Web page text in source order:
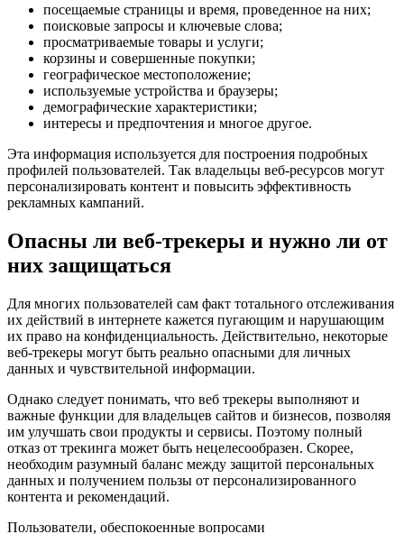
посещаемые страницы и время, проведенное на них;
поисковые запросы и ключевые слова;
просматриваемые товары и услуги;
корзины и совершенные покупки;
географическое местоположение;
используемые устройства и браузеры;
демографические характеристики;
интересы и предпочтения и многое другое.
Эта информация используется для построения подробных
профилей пользователей. Так владельцы веб-ресурсов могут
персонализировать контент и повысить эффективность
рекламных кампаний.
Опасны ли веб-трекеры и нужно ли от
них защищаться
Для многих пользователей сам факт тотального отслеживания
их действий в интернете кажется пугающим и нарушающим
их право на конфиденциальность. Действительно, некоторые
веб-трекеры могут быть реально опасными для личных
данных и чувствительной информации.
Однако следует понимать, что веб трекеры выполняют и
важные функции для владельцев сайтов и бизнесов, позволяя
им улучшать свои продукты и сервисы. Поэтому полный
отказ от трекинга может быть нецелесообразен. Скорее,
необходим разумный баланс между защитой персональных
данных и получением пользы от персонализированного
контента и рекомендаций.
Пользователи, обеспокоенные вопросами